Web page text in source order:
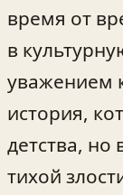
время от
в
уважением
история,
детства, но
тихой